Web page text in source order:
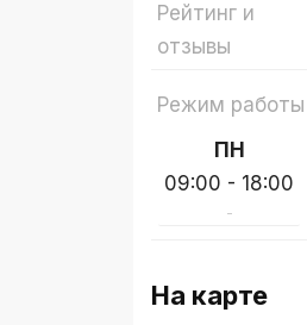
Рейтинг и
отзывы
Режим работы
ПН
09:00 - 18:00
-
На карте